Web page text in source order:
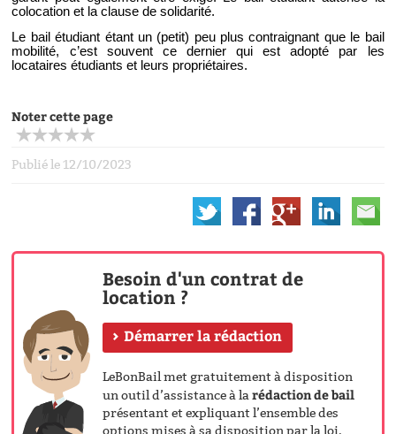
colocation et la clause de solidarité.
Le bail étudiant étant un (petit) peu plus contraignant que le bail
mobilité, c’est souvent ce dernier qui est adopté par les
locataires étudiants et leurs propriétaires.
Noter cette page
Publié le 12/10/2023
Besoin d'un contrat de
location ?
Démarrer la rédaction
LeBonBail met gratuitement à disposition
un outil d’assistance à larédaction de bail
présentant et expliquant l’ensemble des